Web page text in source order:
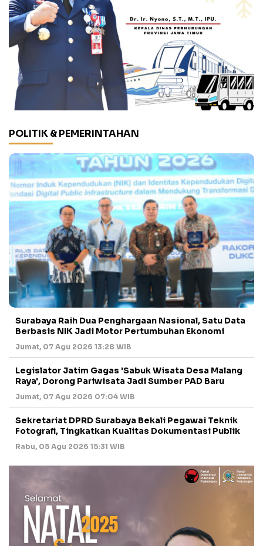
POLITIK & PEMERINTAHAN
Surabaya Raih Dua Penghargaan Nasional, Satu Data
Berbasis NIK Jadi Motor Pertumbuhan Ekonomi
Jumat, 07 Agu 2026 13:28 WIB
Legislator Jatim Gagas 'Sabuk Wisata Desa Malang
Raya', Dorong Pariwisata Jadi Sumber PAD Baru
Jumat, 07 Agu 2026 07:04 WIB
Sekretariat DPRD Surabaya Bekali Pegawai Teknik
Fotografi, Tingkatkan Kualitas Dokumentasi Publik
Rabu, 05 Agu 2026 15:31 WIB